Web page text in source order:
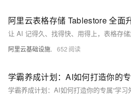
让 AI 记得久、找得快、用得上，表格存储
阿里云基础设施. 652
学霸养成计划：AI如何打造你的专
学霸养成计划：AI如何打造你的专属“学习